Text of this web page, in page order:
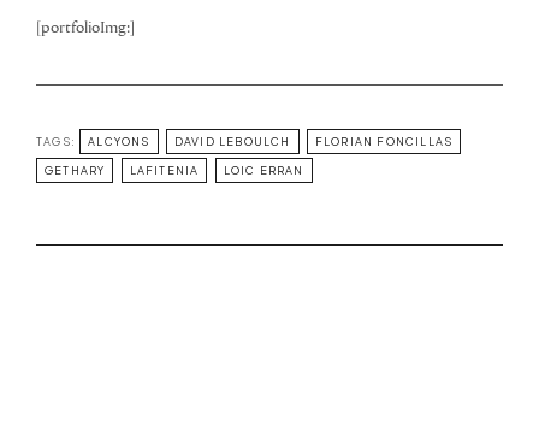
[portfolioImg:]
TAGS: ALCYONS DAVID LEBOULCH FLORIAN FONCILLAS
GETHARY LAFITENIA LOIC ERRAN